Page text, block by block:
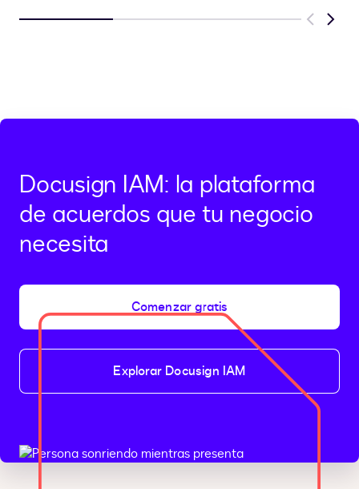
Previous
Next
Docusign IAM: la plataforma
de acuerdos que tu negocio
necesita
Comenzar gratis
Explorar Docusign IAM